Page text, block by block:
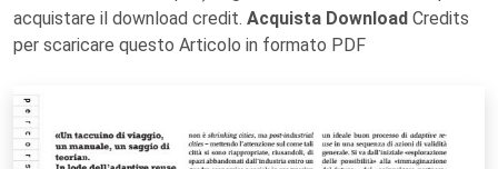
acquistare il download credit. Acquista Download Credits
per scaricare questo Articolo in formato PDF